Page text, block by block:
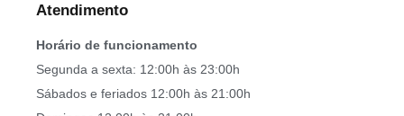
Atendimento
Horário de funcionamento
Segunda a sexta: 12:00h às 23:00h
Sábados e feriados 12:00h às 21:00h